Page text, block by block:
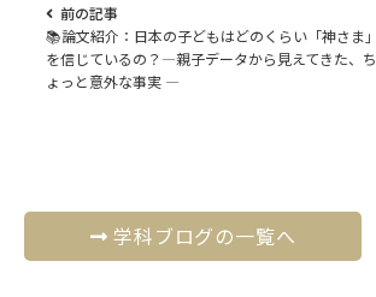
前の記事
📚論文紹介：日本の子どもはどのくらい「神さま」
を信じているの？―親子データから見えてきた、ち
ょっと意外な事実 ―
学科ブログの一覧へ